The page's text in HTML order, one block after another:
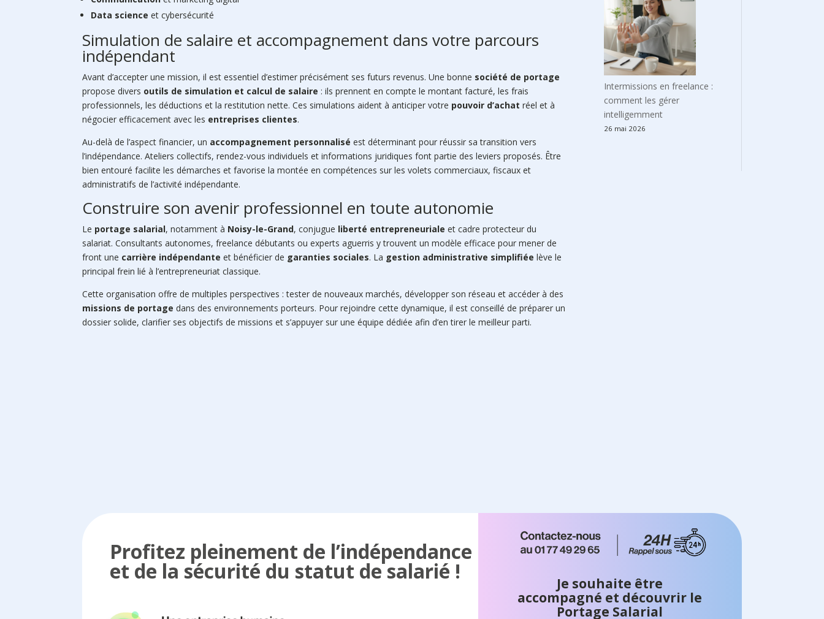
Data science et cybersécurité
Simulation de salaire et accompagnement dans votre parcours
indépendant
Avant d’accepter une mission, il est essentiel d’estimer précisément ses futurs revenus. Une bonne société de portage
propose divers outils de simulation et calcul de salaire : ils prennent en compte le montant facturé, les frais
professionnels, les déductions et la restitution nette. Ces simulations aident à anticiper votre pouvoir d’achat réel et à
négocier efficacement avec les entreprises clientes.
Au-delà de l’aspect financier, un accompagnement personnalisé est déterminant pour réussir sa transition vers
l’indépendance. Ateliers collectifs, rendez-vous individuels et informations juridiques font partie des leviers proposés. Être
bien entouré facilite les démarches et favorise la montée en compétences sur les volets commerciaux, fiscaux et
administratifs de l’activité indépendante.
Construire son avenir professionnel en toute autonomie
Le portage salarial, notamment à Noisy-le-Grand, conjugue liberté entrepreneuriale et cadre protecteur du
salariat. Consultants autonomes, freelance débutants ou experts aguerris y trouvent un modèle efficace pour mener de
front une carrière indépendante et bénéficier de garanties sociales. La gestion administrative simplifiée lève le
principal frein lié à l’entrepreneuriat classique.
Cette organisation offre de multiples perspectives : tester de nouveaux marchés, développer son réseau et accéder à des
missions de portage dans des environnements porteurs. Pour rejoindre cette dynamique, il est conseillé de préparer un
dossier solide, clarifier ses objectifs de missions et s’appuyer sur une équipe dédiée afin d’en tirer le meilleur parti.
Intermissions en freelance :
comment les gérer
intelligemment
26 mai 2026
Profitez pleinement de l’indépendance
et de la sécurité du statut de salarié !
Je souhaite être
accompagné et découvrir le
Portage Salarial